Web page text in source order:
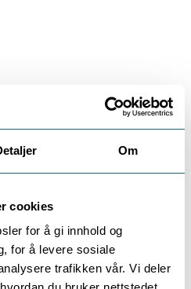
Om
cookies
for å gi innhold og
for å levere sosiale
trafikken vår. Vi deler
antall:
+
tilbud
(28dager)